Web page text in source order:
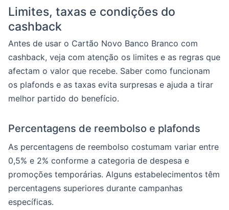
Limites, taxas e condições do
cashback
Antes de usar o Cartão Novo Banco Branco com
cashback, veja com atenção os limites e as regras que
afectam o valor que recebe. Saber como funcionam
os plafonds e as taxas evita surpresas e ajuda a tirar
melhor partido do benefício.
Percentagens de reembolso e plafonds
As percentagens de reembolso costumam variar entre
0,5% e 2% conforme a categoria de despesa e
promoções temporárias. Alguns estabelecimentos têm
percentagens superiores durante campanhas
específicas.